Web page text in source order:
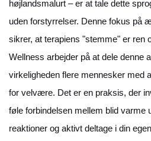
højlandsmalurt – er at tale dette
uden forstyrrelser. Denne fokus på
sikrer, at terapiens "stemme" er ren
Wellness arbejder på at dele denne
virkeligheden flere mennesker med
for velvære. Det er en praksis, der
føle forbindelsen mellem blid varme
reaktioner og aktivt deltage i din